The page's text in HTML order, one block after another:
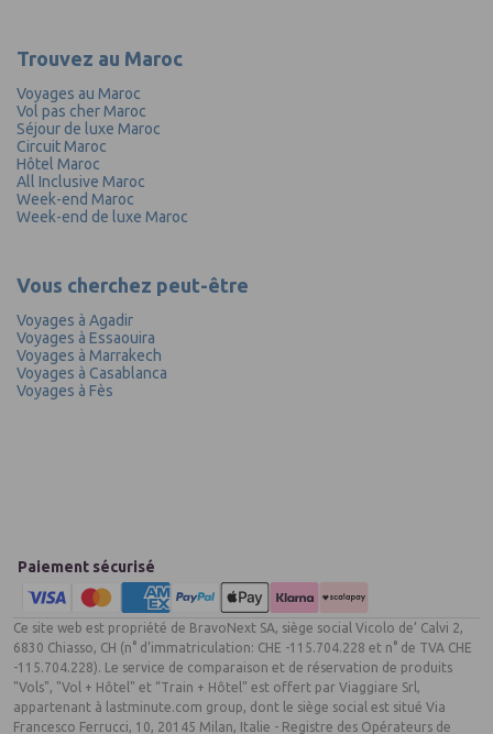
Trouvez au Maroc
Voyages au Maroc
Vol pas cher Maroc
Séjour de luxe Maroc
Circuit Maroc
Hôtel Maroc
All Inclusive Maroc
Week-end Maroc
Week-end de luxe Maroc
Vous cherchez peut-être
Voyages à Agadir
Voyages à Essaouira
Voyages à Marrakech
Voyages à Casablanca
Voyages à Fès
Paiement sécurisé
Ce site web est propriété de BravoNext SA, siège social Vicolo de’ Calvi 2,
6830 Chiasso, CH (n° d’immatriculation: CHE -115.704.228 et n° de TVA CHE
-115.704.228). Le service de comparaison et de réservation de produits
"Vols", "Vol + Hôtel" et “Train + Hôtel” est offert par Viaggiare Srl,
appartenant à lastminute.com group, dont le siège social est situé Via
Francesco Ferrucci, 10, 20145 Milan, Italie - Registre des Opérateurs de